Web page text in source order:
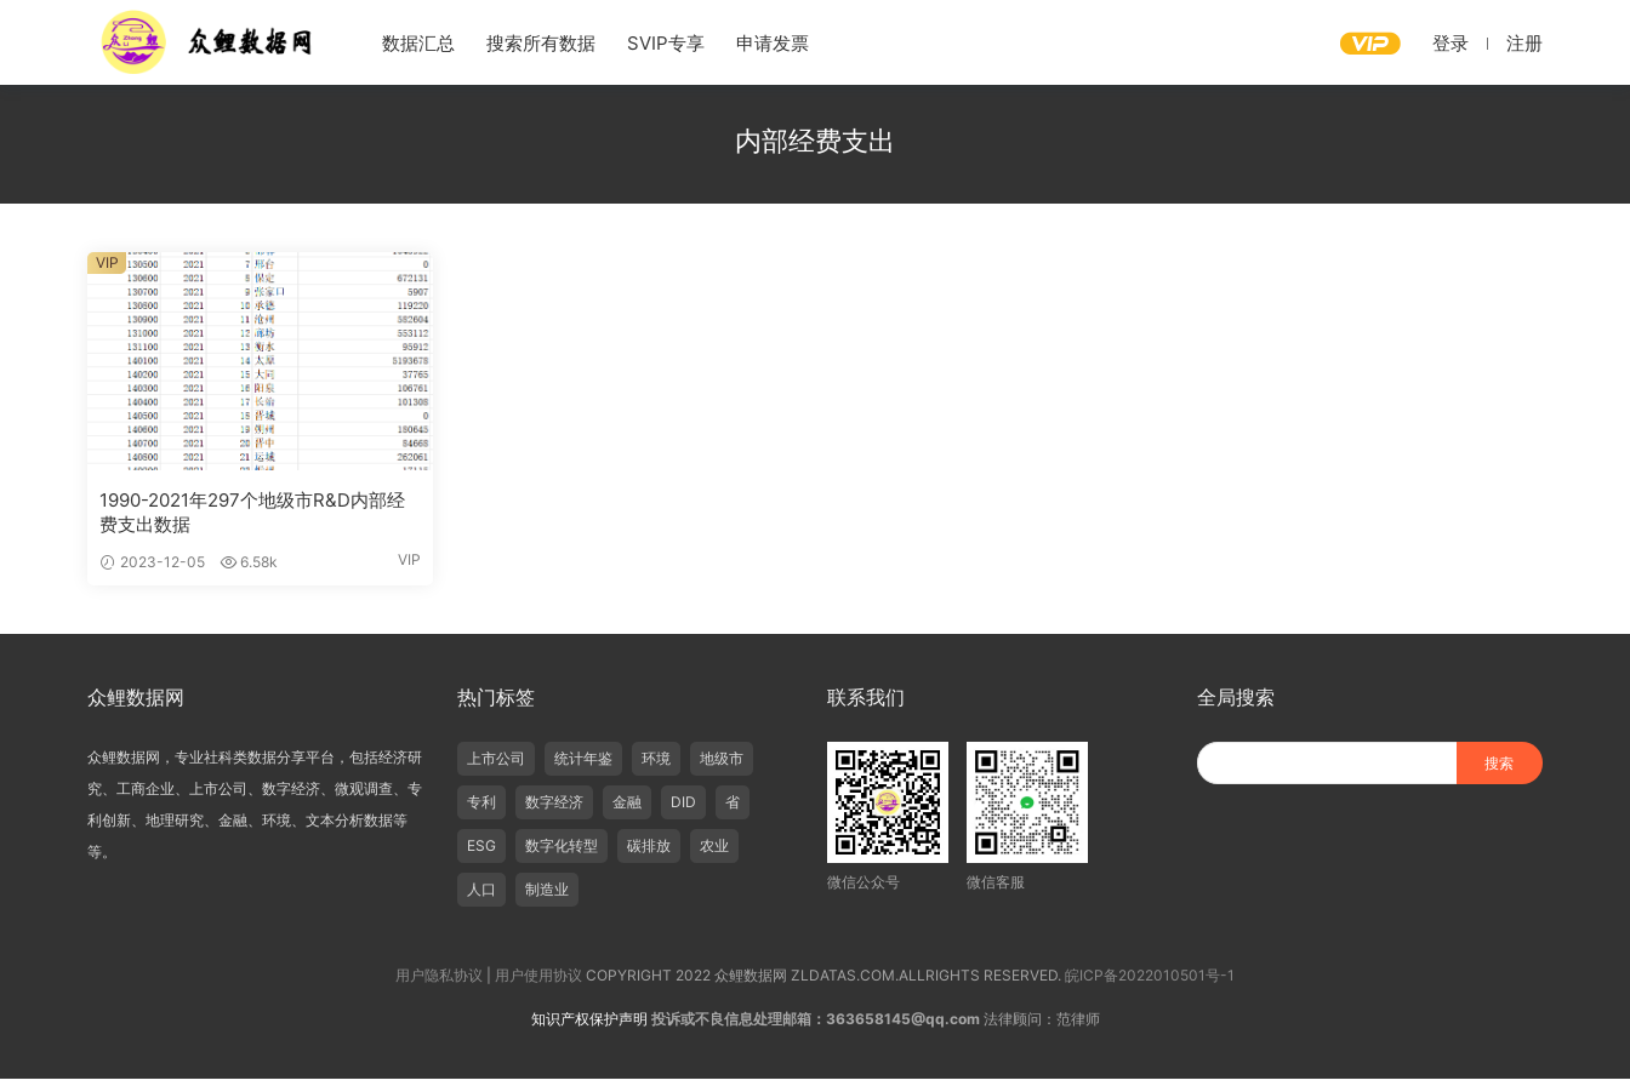
数据汇总 搜索所有数据 SVIP专享 申请发票 登录 注册
内部经费支出
1990-2021年297个地级市R&D内部经
费支出数据
2023-12-05 6.58k VIP
VIP
众鲤数据网
众鲤数据网，专业社科类数据分享平台，包括经济研
究、工商企业、上市公司、数字经济、微观调查、专
利创新、地理研究、金融、环境、文本分析数据等
等。
热门标签
上市公司 统计年鉴 环境 地级市
专利 数字经济 金融 DID 省
ESG 数字化转型 碳排放 农业
人口 制造业
联系我们
微信公众号 微信客服
全局搜索
用户隐私协议 用户使用协议 COPYRIGHT 2022 众鲤数据网 ZLDATAS.COM.ALLRIGHTS RESERVED. 皖ICP备2022010501号-1
知识产权保护声明 投诉或不良信息处理邮箱：363658145@qq.com 法律顾问：范律师